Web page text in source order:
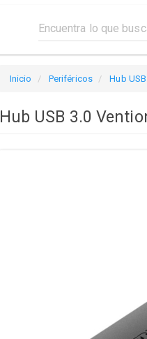
Inicio Periféricos Hub USB
Hub USB 3.0